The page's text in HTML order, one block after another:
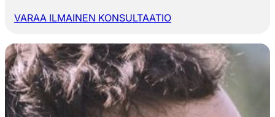
VARAA ILMAINEN KONSULTAATIO